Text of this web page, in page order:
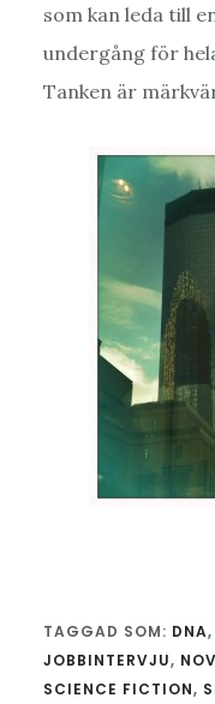
som kan leda till
undergång för
Tanken är
TAGGAD SOM: DNA,
JOBBINTERVJU,
SCIENCE FICTION,